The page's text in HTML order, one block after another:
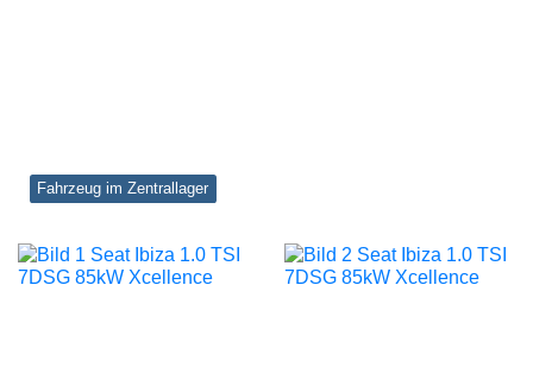
Fahrzeug im Zentrallager